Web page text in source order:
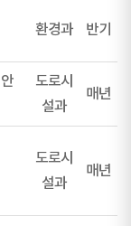
환경과 반기
도로시
설과
매년
도로시
설과
매년